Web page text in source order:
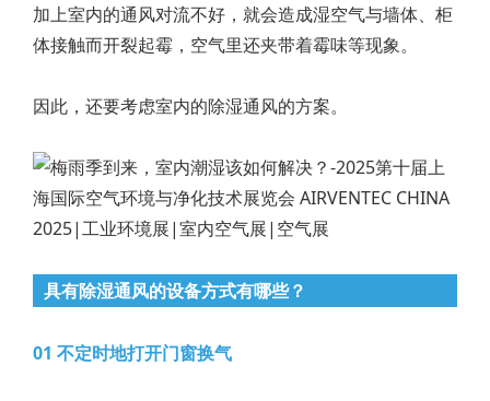
加上室内的通风对流不好，就会造成湿空气与墙体、柜
体接触而开裂起霉，空气里还夹带着霉味等现象。
因此，还要考虑室内的除湿通风的方案。
具有除湿通风的设备方式有哪些？
01 不定时地打开门窗换气